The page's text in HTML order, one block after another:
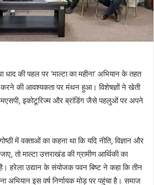
धाद की पहल पर ‘माल्टा का महीना’ अभियान के तहत
करने की आवश्यकता पर मंथन हुआ। विशेषज्ञों ने खेती
इकोटूरिज्म और ब्रांडिंग जैसे पहलुओं पर अपने
में वक्ताओं का कहना था कि यदि नीति, विज्ञान और
तो माल्टा उत्तराखंड की ग्रामीण आर्थिकी का
हरेला उद्यान के संयोजक पवन बिष्ट ने कहा कि तीन
अभियान इस वर्ष निर्णायक मोड़ पर पहुंचा है। समाज